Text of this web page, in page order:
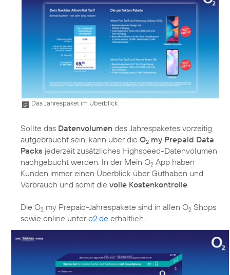
Das Jahrespaket im Überblick
Sollte das Datenvolumen des Jahrespaketes vorzeitig
aufgebraucht sein, kann über die O2 my Prepaid Data
Packs jederzeit zusätzliches Highspeed-Datenvolumen
nachgebucht werden. In der Mein O2 App haben
Kunden immer einen Überblick über Guthaben und
Verbrauch und somit die volle Kostenkontrolle
Die O2 my Prepaid-Jahrespakete sind in allen O2 Shops
sowie online untero2.de erhältlich.